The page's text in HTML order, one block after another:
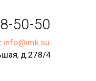
50-50
д.278/4
info@imk.su